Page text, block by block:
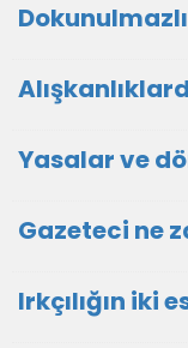
Yasalar ve
Gazeteci ne
Irkçılığın iki